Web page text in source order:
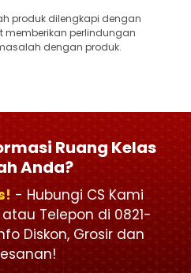
produk dilengkapi dengan
memberikan perlindungan
dengan produk.
Ruang Kelas
Anda?
- Hubungi CS Kami
Telepon di 0821-
Diskon, Grosir dan